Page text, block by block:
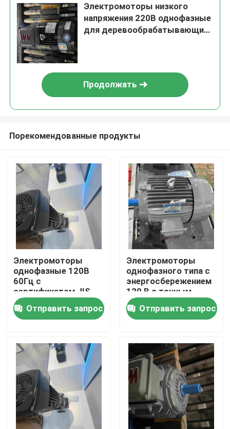
Дома
О Компании
Контакты
Электромоторы низкого
напряжения 220В однофазные
для деревообрабатывающих
Продолжать
Порекомендованные продукты
Электромоторы
однофазные 120В
60Гц с
сертификатом JIS
для медицинских
целейОтправить запрос
Электромоторы
однофазного типа с
энергосбережением
120 В с точным
торможением
Отправить запрос